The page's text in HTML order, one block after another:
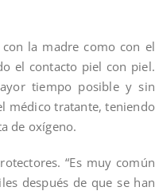
con la madre como con el
el contacto piel con piel.
tiempo posible y sin
médico tratante, teniendo
de oxígeno.
“Es muy común
después de que se han